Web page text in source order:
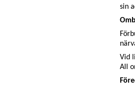
sin
Vid
All